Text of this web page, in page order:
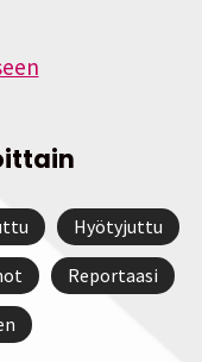
Hyötyjuttu
Reportaasi